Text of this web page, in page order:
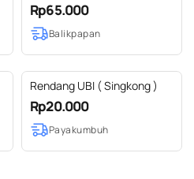
Rp65.000
Balikpapan
Rendang UBI ( Singkong )
Rp20.000
Payakumbuh